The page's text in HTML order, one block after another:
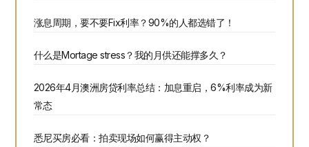
涨息周期，要不要Fix利率？90%的人都选错了！
什么是Mortage stress？我的月供还能撑多久？
2026年4月澳洲房贷利率总结：加息重启，6%利率成为新
常态
悉尼买房必看：拍卖现场如何赢得主动权？